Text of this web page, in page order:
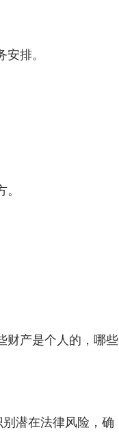
排。
财产是个人的，哪些
潜在法律风险，确